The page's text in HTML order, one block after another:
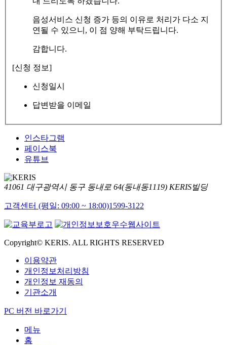
음성서비스 신청 증가 등의 이유로 처리가 다소 지
연될 수 있으니, 이 점 양해 부탁드립니다.
감합니다.
[신청 정보]
신청일시
답변받을 이메일
인스타그램
페이스북
유튜브
41061 대구광역시 동구 동내로 64(동내동1119) KERIS빌딩
고객센터 (평일: 09:00 ~ 18:00)1599-3122
Copyright© KERIS. ALL RIGHTS RESERVED
이용약관
개인정보처리방침
개인정보 재동의
기관소개
PC 버전 바로가기
메뉴
홈